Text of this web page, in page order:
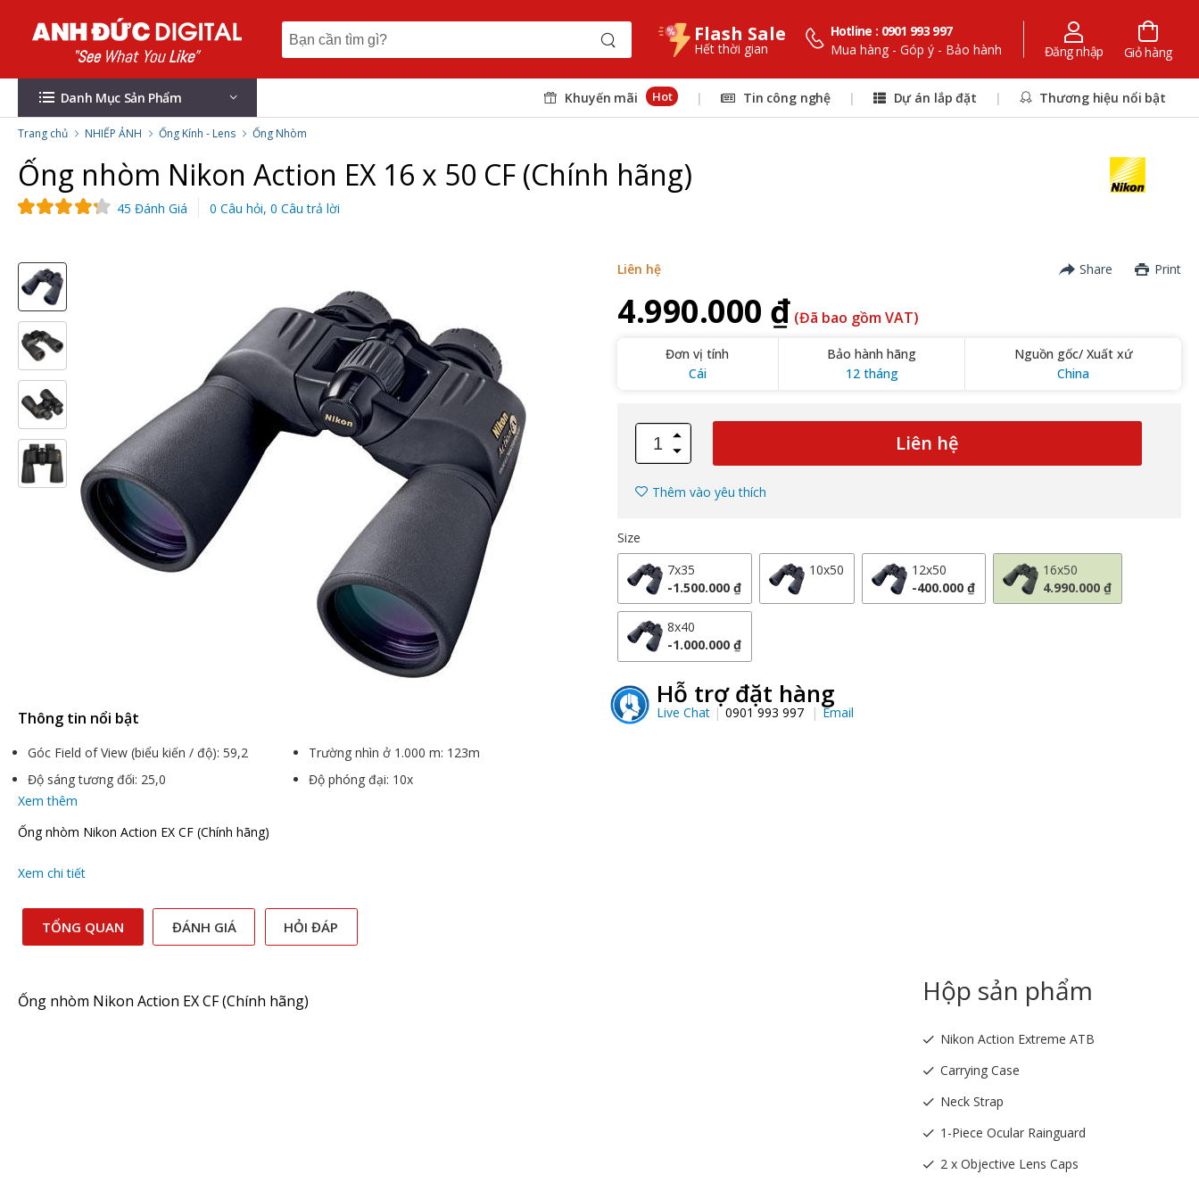
Flash Sale
Hết thời gian
Hotline : 0901 993 997
Mua hàng - Góp ý - Bảo hành
Đăng nhập Giỏ hàng
Danh Mục Sản Phẩm Khuyến mãi Hot | Tin công nghệ | Dự án lắp đặt | Thương hiệu nổi bật
Trang chủ NHIẾP ẢNH Ống Kính - Lens Ống Nhòm
Ống nhòm Nikon Action EX 16 x 50 CF (Chính hãng)
45 Đánh Giá 0 Câu hỏi, 0 Câu trả lời
Thông tin nổi bật
Góc Field of View (biểu kiến / độ): 59,2
Trường nhìn ở 1.000 m: 123m
Độ sáng tương đối: 25,0
Độ phóng đại: 10x
Xem thêm
Ống nhòm Nikon Action EX CF (Chính hãng)
Xem chi tiết
Liên hệ Share Print
4.990.000 ₫ (Đã bao gồm VAT)
Đơn vị tính
Cái
Bảo hành hãng
12 tháng
Nguồn gốc/ Xuất xứ
China
Liên hệ
Thêm vào yêu thích
Size
7x35
-1.500.000 ₫
10x50
12x50
-400.000 ₫
16x50
4.990.000 ₫
8x40
-1.000.000 ₫
Hỗ trợ đặt hàng
Live Chat 0901 993 997 Email
TỔNG QUAN ĐÁNH GIÁ HỎI ĐÁP
Ống nhòm Nikon Action EX CF (Chính hãng) Hộp sản phẩm
Nikon Action Extreme ATB
Carrying Case
Neck Strap
1-Piece Ocular Rainguard
2 x Objective Lens Caps